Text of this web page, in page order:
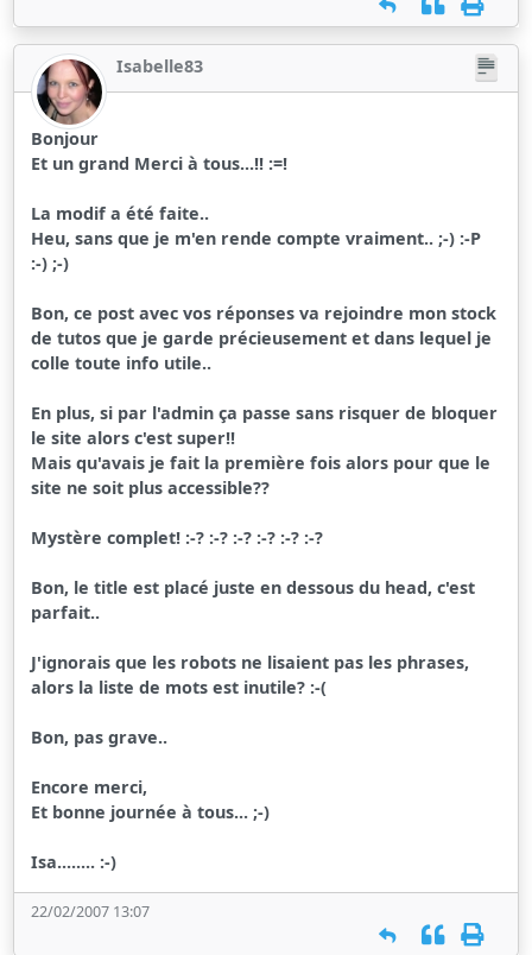
Isabelle83
Bonjour
Et un grand Merci à tous...!! :=!
La modif a été faite..
Heu, sans que je m'en rende compte vraiment.. ;-) :-P
:-) ;-)
Bon, ce post avec vos réponses va rejoindre mon stock
de tutos que je garde précieusement et dans lequel je
colle toute info utile..
En plus, si par l'admin ça passe sans risquer de bloquer
le site alors c'est super!!
Mais qu'avais je fait la première fois alors pour que le
site ne soit plus accessible??
Mystère complet! :-? :-? :-? :-? :-? :-?
Bon, le title est placé juste en dessous du head, c'est
parfait..
J'ignorais que les robots ne lisaient pas les phrases,
alors la liste de mots est inutile? :-(
Bon, pas grave..
Encore merci,
Et bonne journée à tous... ;-)
Isa........ :-)
22/02/2007 13:07